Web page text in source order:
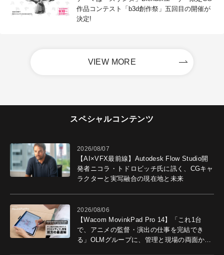
作品コンテスト「b3d創作祭」五回目の開催が
決定!
VIEW MORE
スペシャルコンテンツ
2026/08/07
【AI×VFX最前線】Autodesk Flow Studio開
発者ニコラ・トドロビッチ氏に訊く、CGキャ
ラクターと実写融合の現在地と未来
2026/08/06
【Wacom MovinkPad Pro 14】「これ1台
で、アニメの監督・演出の仕事を完結でき
る」OLMグループに、管理と現場の両面から